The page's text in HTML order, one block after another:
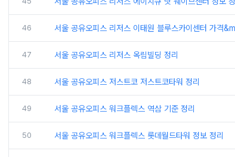
46 서울 공유오피스 리저스 이태원 블루스카이센터 가격
47 서울 공유오피스 리저스 옥림빌딩 정리
48 서울 공유오피스 저스트코 저스트코타워 정리
49 서울 공유오피스 워크플렉스 역삼 기준 정리
50 서울 공유오피스 워크플렉스 롯데월드타워 정보 정리